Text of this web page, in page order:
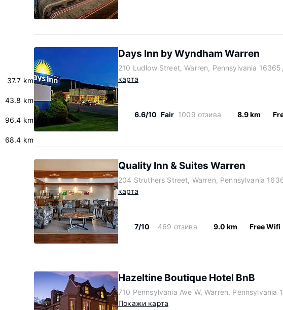
37.7 km
43.8 km
96.4 km
68.4 km
Days Inn by Wyndham Warren
210 Ludlow Street, Warren, Pennsylvania
карта
6.6/10 Fair 1009 отзива 8.9 km
Quality Inn & Suites Warren
204 Struthers Street, Warren, Pennsylvania
карта
7/10 469 отзива 9.0 km Free Wifi
Hazeltine Boutique Hotel BnB
710 Pennsylvania Ave W, Warren, Pennsylvania
Покажи карта